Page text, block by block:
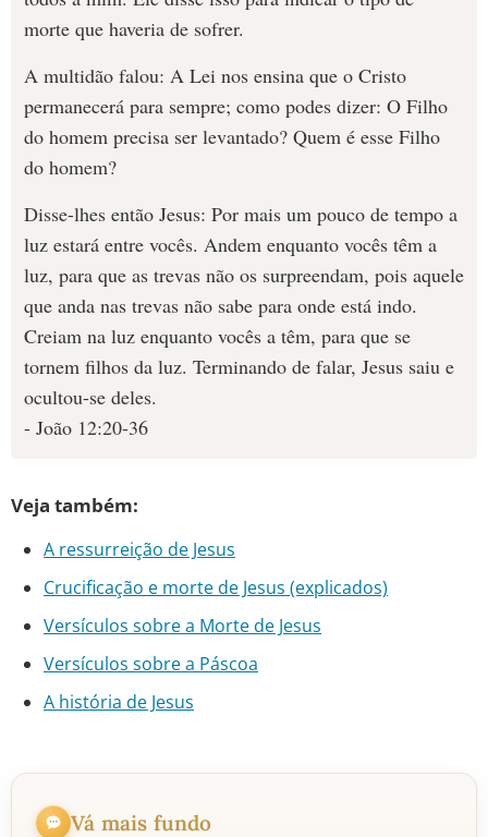
morte que haveria de sofrer.
A multidão falou: A Lei nos ensina que o Cristo
permanecerá para sempre; como podes dizer: O Filho
do homem precisa ser levantado? Quem é esse Filho
do homem?
Disse-lhes então Jesus: Por mais um pouco de tempo a
luz estará entre vocês. Andem enquanto vocês têm a
luz, para que as trevas não os surpreendam, pois aquele
que anda nas trevas não sabe para onde está indo.
Creiam na luz enquanto vocês a têm, para que se
tornem filhos da luz. Terminando de falar, Jesus saiu e
ocultou-se deles.
- João 12:20-36
Veja também:
A ressurreição de Jesus
Crucificação e morte de Jesus (explicados)
Versículos sobre a Morte de Jesus
Versículos sobre a Páscoa
A história de Jesus
Vá mais fundo